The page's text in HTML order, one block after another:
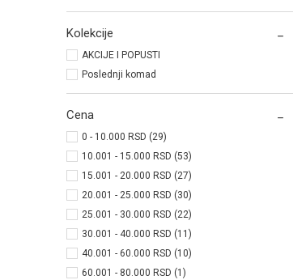
Kolekcije
AKCIJE I POPUSTI
Poslednji komad
Cena
0 - 10.000 RSD (29)
10.001 - 15.000 RSD (53)
15.001 - 20.000 RSD (27)
20.001 - 25.000 RSD (30)
25.001 - 30.000 RSD (22)
30.001 - 40.000 RSD (11)
40.001 - 60.000 RSD (10)
60.001 - 80.000 RSD (1)